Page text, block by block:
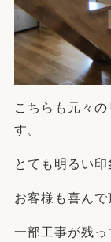
こちらも元々
す。
とても明るい印
お客様も喜んで
一部工事が残